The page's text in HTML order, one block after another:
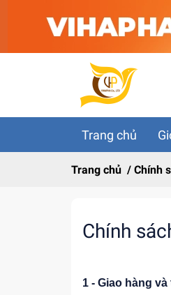
Trang chủ
Trang chủ / Chính
Chính
1 - Giao hàng